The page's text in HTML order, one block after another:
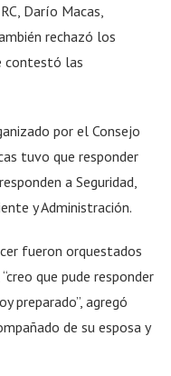
Darío Macas,
rechazó los
contestó las
por el Consejo
tuvo que responder
a Seguridad,
y Administración.
fueron orquestados
que pude responder
preparado”, agregó
de su esposa y